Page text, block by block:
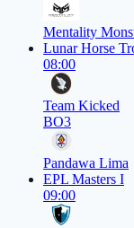
Mentality
Lunar Horse
08:00
Team Kicked
BO3
Pandawa Lima
EPL Masters I
09:00